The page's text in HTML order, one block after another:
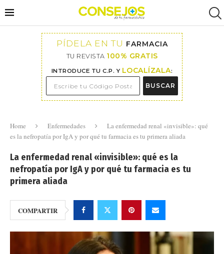
PÍDELA EN TU FARMACIA
TU REVISTA 100% GRATIS
INTRODUCE TU C.P. Y LOCALÍZALA:
BUSCAR
Home Enfermedades
La enfermedad renal «invisible»: qué
es la nefropatía por IgA y por qué tu farmacia es tu primera aliada
La enfermedad renal «invisible»: qué es la
nefropatía por IgA y por qué tu farmacia es tu
primera aliada
COMPARTIR